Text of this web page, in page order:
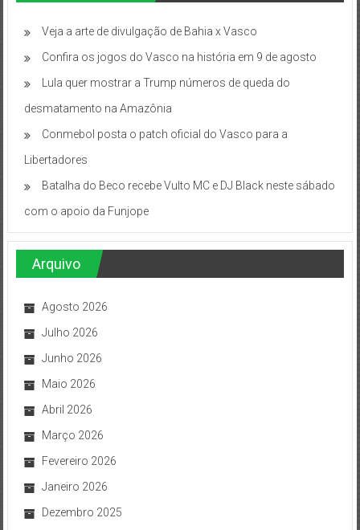
Veja a arte de divulgação de Bahia x Vasco
Confira os jogos do Vasco na história em 9 de agosto
Lula quer mostrar a Trump números de queda do
desmatamento na Amazônia
Conmebol posta o patch oficial do Vasco para a
Libertadores
Batalha do Beco recebe Vulto MC e DJ Black neste sábado
com o apoio da Funjope
Arquivo
Agosto 2026
Julho 2026
Junho 2026
Maio 2026
Abril 2026
Março 2026
Fevereiro 2026
Janeiro 2026
Dezembro 2025